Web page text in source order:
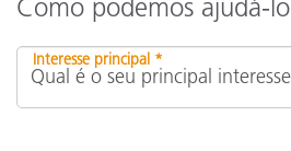
Como podemos ajudá-lo
Interesse principal *